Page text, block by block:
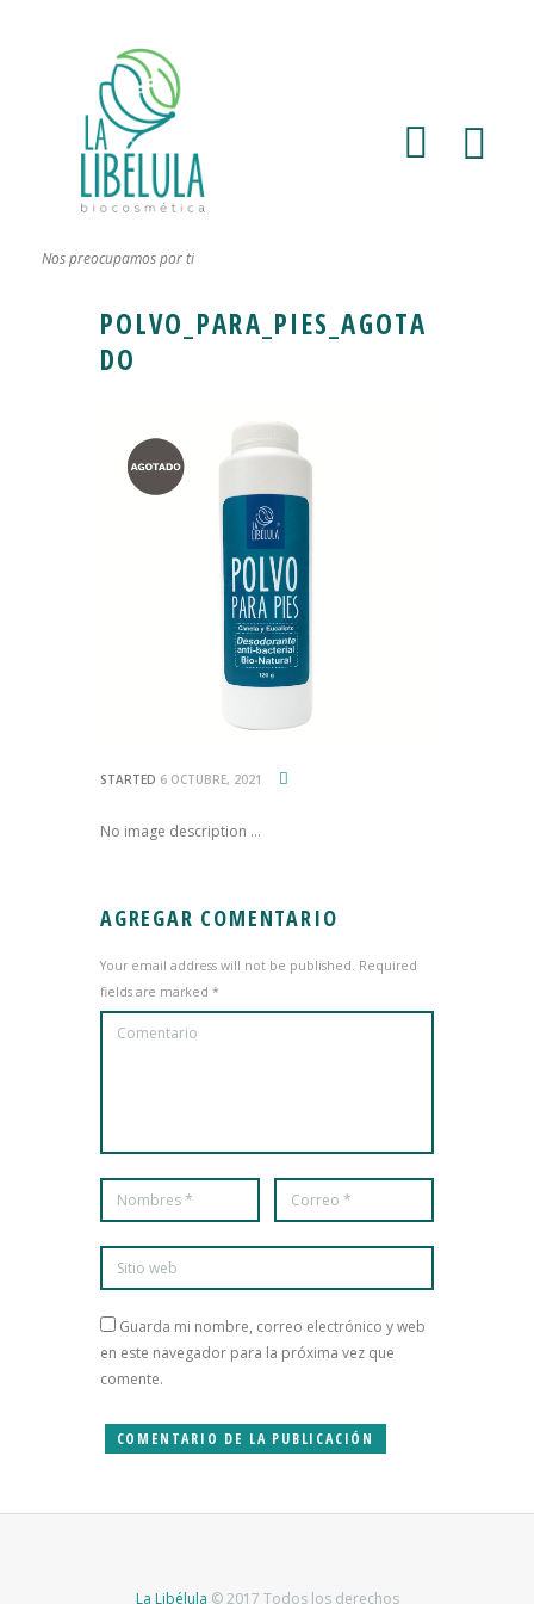
Nos preocupamos por ti
POLVO_PARA_PIES_AGOTA
DO
STARTED 6 OCTUBRE, 2021
No image description ...
AGREGAR COMENTARIO
Your email address will not be published. Required
fields are marked *
Guarda mi nombre, correo electrónico y web
en este navegador para la próxima vez que
comente.
La Libélula © 2017 Todos los derechos